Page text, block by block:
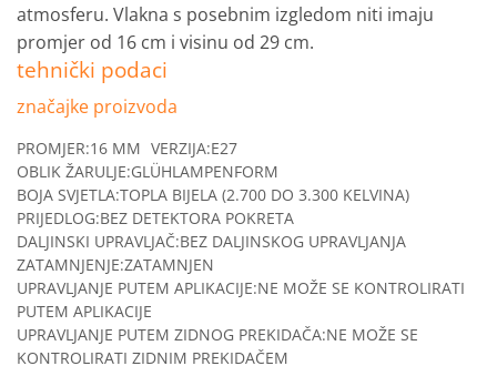
atmosferu. Vlakna s posebnim izgledom niti imaju
promjer od 16 cm i visinu od 29 cm.
tehnički podaci
značajke proizvoda
PROMJER:16 MM VERZIJA:E27
OBLIK ŽARULJE:GLÜHLAMPENFORM
BOJA SVJETLA:TOPLA BIJELA (2.700 DO 3.300 KELVINA)
PRIJEDLOG:BEZ DETEKTORA POKRETA
DALJINSKI UPRAVLJAČ:BEZ DALJINSKOG UPRAVLJANJA
ZATAMNJENJE:ZATAMNJEN
UPRAVLJANJE PUTEM APLIKACIJE:NE MOŽE SE KONTROLIRATI
PUTEM APLIKACIJE
UPRAVLJANJE PUTEM ZIDNOG PREKIDAČA:NE MOŽE SE
KONTROLIRATI ZIDNIM PREKIDAČEM